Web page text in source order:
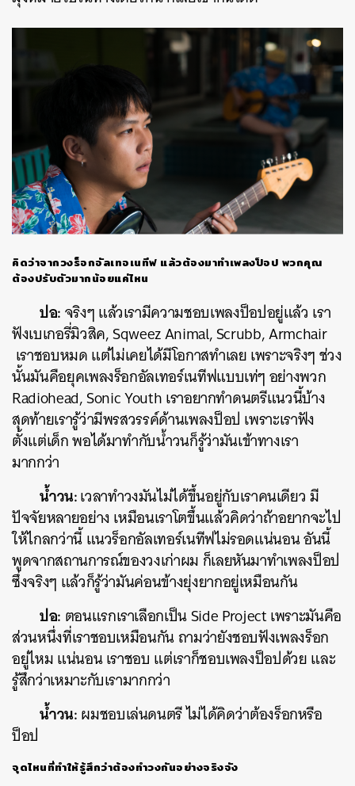
คิดว่าจากวงร็อกอัลเทอเนทีฟ แล้วต้องมาทำเพลงป็อป พวกคุณ
ต้องปรับตัวมากน้อยแค่ไหน
ปอ:จริงๆ แล้วเรามีความชอบเพลงป็อปอยู่แล้ว เรา
ฟังเบเกอรี่มิวสิค, Sqweez Animal, Scrubb, Armchair
เราชอบหมด แต่ไม่เคยได้มีโอกาสทำเลย เพราะจริงๆ ช่วง
นั้นมันคือยุคเพลงร็อกอัลเทอร์เนทีฟแบบเท่ๆ อย่างพวก
Radiohead, Sonic Youth เราอยากทำดนตรีแนวนี้บ้าง
สุดท้ายเรารู้ว่ามีพรสวรรค์ด้านเพลงป็อป เพราะเราฟัง
ตั้งแต่เด็ก พอได้มาทำกับน้ำวนก็รู้ว่ามันเข้าทางเรา
มากกว่า
น้ำวน:เวลาทำวงมันไม่ได้ขึ้นอยู่กับเราคนเดียว มี
ปัจจัยหลายอย่าง เหมือนเราโตขึ้นแล้วคิดว่าถ้าอยากจะไป
ให้ไกลกว่านี้ แนวร็อกอัลเทอร์เนทีฟไม่รอดแน่นอน อันนี้
พูดจากสถานการณ์ของวงเก่าผม ก็เลยหันมาทำเพลงป็อป
ซึ่งจริงๆ แล้วก็รู้ว่ามันค่อนข้างยุ่งยากอยู่เหมือนกัน
ปอ: ตอนแรกเราเลือกเป็น Side Project เพราะมันคือ
ส่วนหนึ่งที่เราชอบเหมือนกัน ถามว่ายังชอบฟังเพลงร็อก
อยู่ไหม แน่นอน เราชอบ แต่เราก็ชอบเพลงป็อปด้วย และ
รู้สึกว่าเหมาะกับเรามากกว่า
น้ำวน:ผมชอบเล่นดนตรี ไม่ได้คิดว่าต้องร็อกหรือ
ป็อป
จุดไหนที่ทำให้รู้สึกว่าต้องทำวงกันอย่างจริงจัง